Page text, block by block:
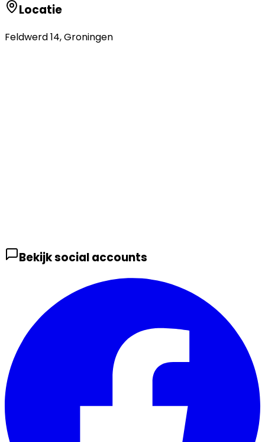
Locatie
Feldwerd 14,Groningen
Bekijk social accounts